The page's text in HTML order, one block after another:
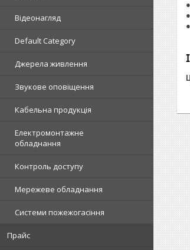
Відеонагляд
Default Category
Джерела живлення
Звукове оповіщення
Кабельна продукція
Електромонтажне
обладнання
Контроль доступу
Мережеве обладнання
Системи пожежогасіння
Прайс